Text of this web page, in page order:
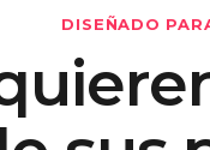
DISEÑADO